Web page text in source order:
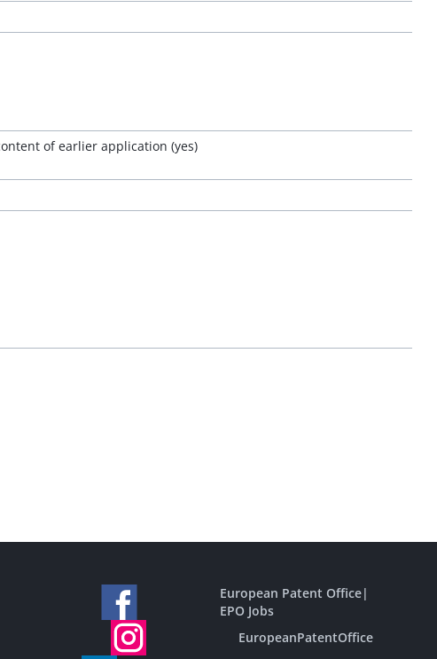
of earlier application (yes)
European Patent Office|
EPO Jobs
EuropeanPatentOffice